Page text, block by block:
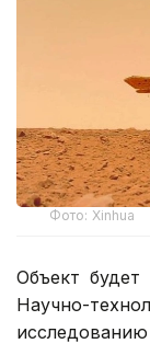
Фото: Xinhua
Объект
Научно-